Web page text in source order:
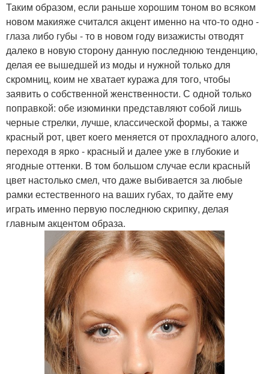
Таким образом, если раньше хорошим тоном во всяком
новом макияже считался акцент именно на что-то одно -
глаза либо губы - то в новом году визажисты отводят
далеко в новую сторону данную последнюю тенденцию,
делая ее вышедшей из моды и нужной только для
скромниц, коим не хватает куража для того, чтобы
заявить о собственной женственности. С одной только
поправкой: обе изюминки представляют собой лишь
черные стрелки, лучше, классической формы, а также
красный рот, цвет коего меняется от прохладного алого,
переходя в ярко - красный и далее уже в глубокие и
ягодные оттенки. В том большом случае если красный
цвет настолько смел, что даже выбивается за любые
рамки естественного на ваших губах, то дайте ему
играть именно первую последнюю скрипку, делая
главным акцентом образа.